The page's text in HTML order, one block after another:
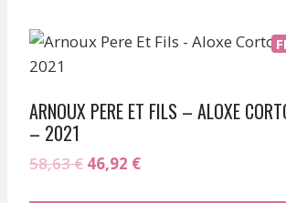
ARNOUX PERE ET FILS – ALOXE
– 2021
58,63€ Le
46,92 €Le